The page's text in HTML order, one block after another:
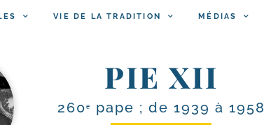
VIE DE LA TRADITION MÉDIAS
PIE XII
260ᵉ pape ; de 1939 à 1958